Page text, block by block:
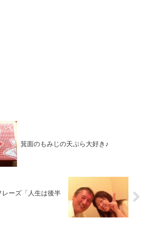
箕面のもみじの天ぷら大好き♪
ーズ「人生は後半